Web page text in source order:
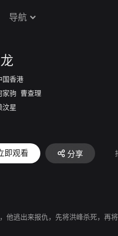
导航
国香港
家驹
曹查理
汶星
即观看 分享
他逃出来报仇，先将洪峰杀死，再